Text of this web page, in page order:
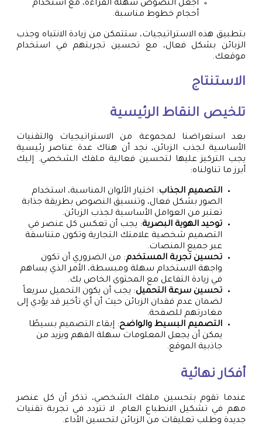
اجعل النصوص سهلة القراءة، مع استخدام
أحجام خطوط مناسبة.
بتطبيق هذه الاستراتيجيات، ستتمكن من زيادة الانتباه وجذب
الزبائن بشكل فعال، مع تحسين تجربتهم في استخدام
موقعك.
الاستنتاج
تلخيص النقاط الرئيسية
بعد استعراضنا لمجموعة من الاستراتيجيات والتقنيات
الأساسية لجذب الزبائن، نجد أن هناك عدة عناصر رئيسية
يجب التركيز عليها لتحسين فعالية ملفك الشخصي. إليك
أبرز ما تناولناه:
التصميم الجذاب: اختيار الألوان المناسبة، استخدام
الصور بشكل فعال، وتنسيق النصوص بطريقة جذابة
تعتبر من العوامل الأساسية لجذب الزبائن.
توحيد الهوية البصرية: يجب أن تعكس كل عنصر في
التصميم شخصية علامتك التجارية وتكون متناسقة
عبر جميع المنصات.
تحسين تجربة المستخدم: من الضروري أن تكون
واجهة الاستخدام سهلة ومبسطة، الأمر الذي يساهم
في زيادة التفاعل مع المحتوى الخاص بك.
تحسين سرعة التحميل: يجب أن يكون التحميل سريعاً
لضمان عدم فقدان الزبائن حيث أن أي تأخير قد يؤدي إلى
مغادرتهم للصفحة.
التصميم البسيط والواضح: إبقاء التصميم بسيطًا
يمكن أن يجعل المعلومات سهلة الفهم ويزيد من
جاذبية الموقع.
أفكار نهائية
عندما تقوم بتحسين ملفك الشخصي، تذكر أن كل عنصر
مهم في تشكيل الانطباع العام. لا تتردد في تجربة تقنيات
جديدة وطلب تعليقات من الزبائن لتحسين الأداء.